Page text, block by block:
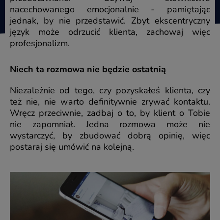
nacechowanego emocjonalnie - pamiętając
jednak, by nie przedstawić. Zbyt ekscentryczny
język może odrzucić klienta, zachowaj więc
profesjonalizm.
Niech ta rozmowa nie będzie ostatnią
Niezależnie od tego, czy pozyskałeś klienta, czy
też nie, nie warto definitywnie zrywać kontaktu.
Wręcz przeciwnie, zadbaj o to, by klient o Tobie
nie zapomniał. Jedna rozmowa może nie
wystarczyć, by zbudować dobrą opinię, więc
postaraj się umówić na kolejną.